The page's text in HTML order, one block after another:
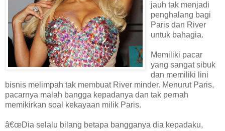
jauh tak menjadi
penghalang bagi
Paris dan River
untuk bahagia.
Memiliki pacar
yang sangat sibuk
dan memiliki lini
bisnis melimpah tak membuat River minder. Menurut Paris,
pacarnya malah bangga kepadanya dan tak pernah
memikirkan soal kekayaan milik Paris.
â€œDia selalu bilang betapa bangganya dia kepadaku,